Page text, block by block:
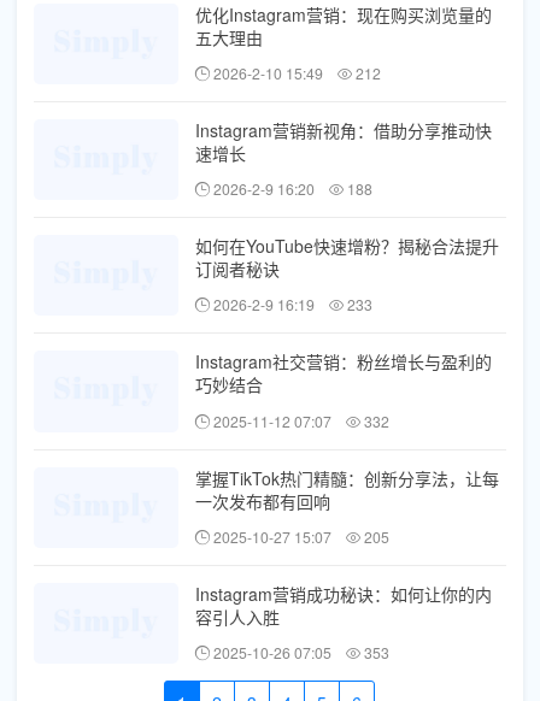
优化Instagram营销：现在购买浏览量的
五大理由
2026-2-10 15:49 212
Instagram营销新视角：借助分享推动快
速增长
2026-2-9 16:20 188
如何在YouTube快速增粉？揭秘合法提升
订阅者秘诀
2026-2-9 16:19 233
Instagram社交营销：粉丝增长与盈利的
巧妙结合
2025-11-12 07:07 332
掌握TikTok热门精髓：创新分享法，让每
一次发布都有回响
2025-10-27 15:07 205
Instagram营销成功秘诀：如何让你的内
容引人入胜
2025-10-26 07:05 353